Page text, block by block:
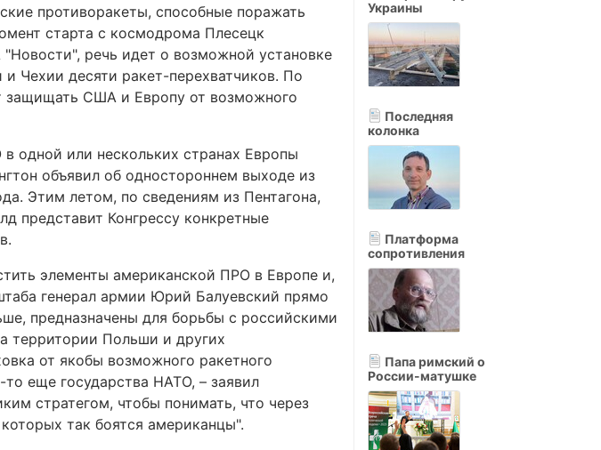
противоракеты, способные поражать
старта с космодрома Плесецк
речь идет о возможной установке
Чехии десяти ракет-перехватчиков. По
защищать США и Европу от возможного
одной или нескольких странах Европы
объявил об одностороннем выходе из
Этим летом, по сведениям из Пентагона,
представит Конгрессу конкретные
элементы американской ПРО в Европе и,
генерал армии Юрий Балуевский прямо
предназначены для борьбы с российскими
территории Польши и других
от якобы возможного ракетного
еще государства НАТО, – заявил
стратегом, чтобы понимать, что через
так боятся американцы".
Украины
Последняя
колонка
Платформа
сопротивления
Папа римский о
России-матушке